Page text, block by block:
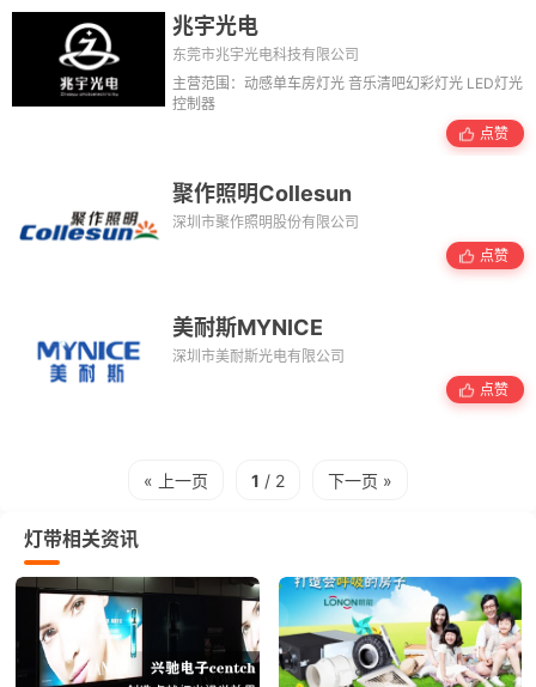
兆宇光电
东莞市兆宇光电科技有限公司
主营范围：动感单车房灯光 音乐清吧幻彩灯光 LED灯光
控制器
点赞
聚作照明Collesun
深圳市聚作照明股份有限公司
点赞
美耐斯MYNICE
深圳市美耐斯光电有限公司
点赞
« 上一页 1 / 2 下一页 »
灯带相关资讯